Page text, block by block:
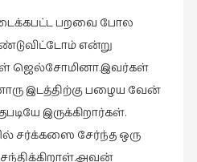
பறவை போல
என்று
ஜெல்சோமினா.இவர்கள்
இடத்திற்கு பழைய வேன்
இருக்கிறார்கள்.
சர்க்கஸை சேர்ந்த ஒரு